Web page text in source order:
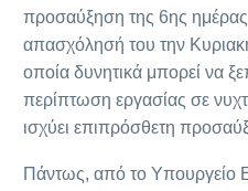
προσαύξηση της 6ης
απασχόλησή του την
οποία δυνητικά μπορεί να
περίπτωση εργασίας σε
ισχύει επιπρόσθετη
Πάντως, από το Υπουργείο